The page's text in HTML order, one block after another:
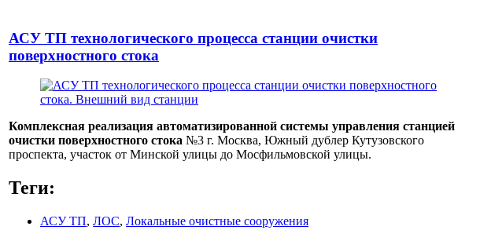
АСУ ТП технологического процесса станции очистки
поверхностного стока
Комплексная реализация автоматизированной системы управления станцией
очистки поверхностного стока №3 г. Москва, Южный дублер Кутузовского
проспекта, участок от Минской улицы до Мосфильмовской улицы.
Теги:
АСУ ТП, ЛОС, Локальные очистные сооружения